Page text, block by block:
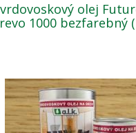
olej
1000 bezfarebný